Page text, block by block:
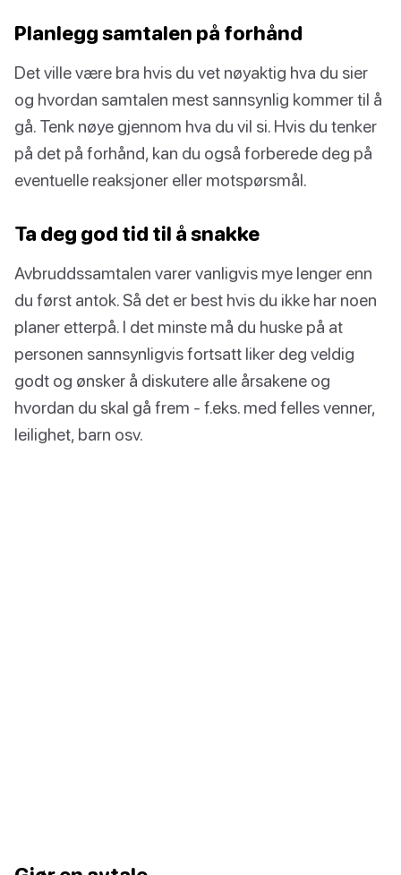
Planlegg samtalen på forhånd
Det ville være bra hvis du vet nøyaktig hva du sier
og hvordan samtalen mest sannsynlig kommer til å
gå. Tenk nøye gjennom hva du vil si. Hvis du tenker
på det på forhånd, kan du også forberede deg på
eventuelle reaksjoner eller motspørsmål.
Ta deg god tid til å snakke
Avbruddssamtalen varer vanligvis mye lenger enn
du først antok. Så det er best hvis du ikke har noen
planer etterpå. I det minste må du huske på at
personen sannsynligvis fortsatt liker deg veldig
godt og ønsker å diskutere alle årsakene og
hvordan du skal gå frem - f.eks. med felles venner,
leilighet, barn osv.